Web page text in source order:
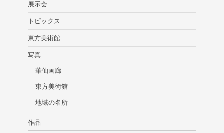
展示会
トピックス
東方美術館
写真
華仙画廊
東方美術館
地域の名所
作品